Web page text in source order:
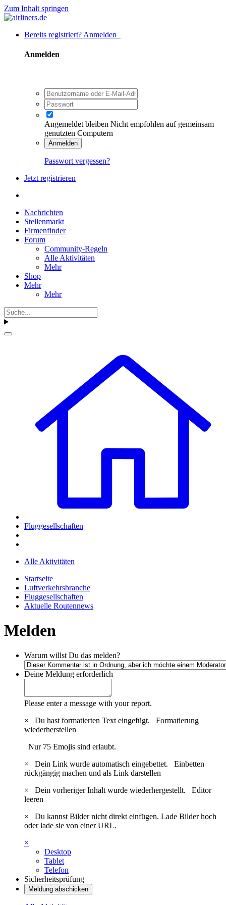
Zum Inhalt springen
Bereits registriert? Anmelden
Anmelden
Angemeldet bleiben Nicht empfohlen auf gemeinsam
genutzten Computern
Anmelden
Passwort vergessen?
Jetzt registrieren
Nachrichten
Stellenmarkt
Firmenfinder
Forum
Community-Regeln
Alle Aktivitäten
Mehr
Shop
Mehr
Mehr
Fluggesellschaften
Alle Aktivitäten
Startseite
Luftverkehrsbranche
Fluggesellschaften
Aktuelle Routennews
Melden
Warum willst Du das melden?
Deine Meldung erforderlich
Please enter a message with your report.
×
Du hast formatierten Text eingefügt. Formatierung
wiederherstellen
Nur 75 Emojis sind erlaubt.
×
Dein Link wurde automatisch eingebettet. Einbetten
rückgängig machen und als Link darstellen
×
Dein vorheriger Inhalt wurde wiederhergestellt. Editor
leeren
×
Du kannst Bilder nicht direkt einfügen. Lade Bilder hoch
oder lade sie von einer URL.
×
Desktop
Tablet
Telefon
Sicherheitsprüfung
Meldung abschicken